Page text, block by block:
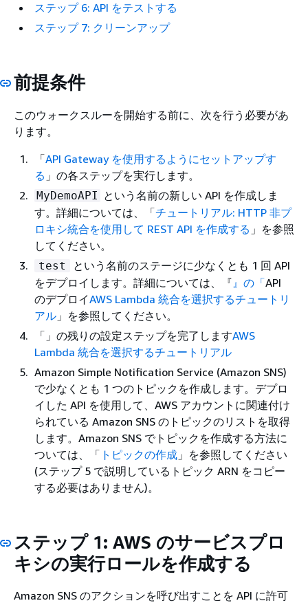
ステップ 6: API をテストする
ステップ 7: クリーンアップ
前提条件
このウォークスルーを開始する前に、次を行う必要があ
ります。
「API Gateway を使用するようにセットアップす
る 」の各ステップを実行します。
MyDemoAPI という名前の新しい API を作成しま
す。詳細については、「チュートリアル: HTTP 非プ
ロキシ統合を使用して REST API を作成する 」を参照
してください。
test
という名前のステージに少なくとも 1 回 API
をデプロイします。詳細については、『 』の「API
のデプロイAWS Lambda 統合を選択するチュートリ
アル 」を参照してください。
「」の残りの設定ステップを完了しますAWS
Lambda 統合を選択するチュートリアル
Amazon Simple Notification Service (Amazon SNS)
で少なくとも 1 つのトピックを作成します。デプロ
イした API を使用して、AWS アカウントに関連付け
られている Amazon SNS のトピックのリストを取得
します。Amazon SNS でトピックを作成する方法に
ついては、「 トピックの作成 」を参照してください
(ステップ 5 で説明しているトピック ARN をコピー
する必要はありません)。
ステップ 1: AWS のサービスプロ
キシの実行ロールを作成する
Amazon SNS のアクションを呼び出すことを API に許可